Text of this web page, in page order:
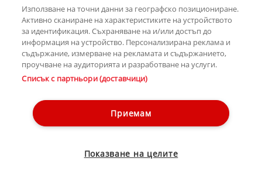
Copyright © 2007-2026 Hotnews.bg. Всички права запазени.
Контакти Общи условия
Етични правила на НСС
Лични данни
Управление на предпочитания
Използване на точни данни за географско позициониране.
Активно сканиране на характеристиките на устройството
за идентификация. Съхраняване на и/или достъп до
информация на устройство. Персонализирана реклама и
съдържание, измерване на рекламата и съдържанието,
проучване на аудиторията и разработване на услуги.
Списък с партньори (доставчици)
Приемам
Показване на целите